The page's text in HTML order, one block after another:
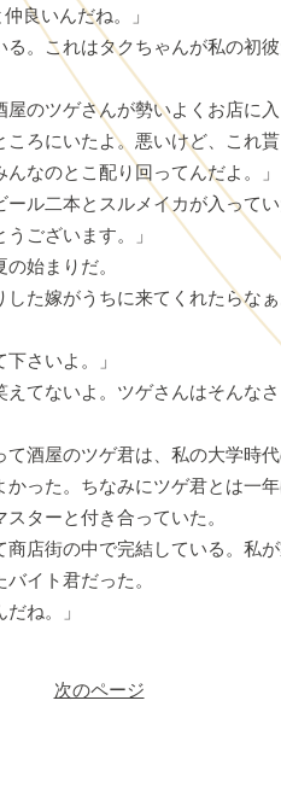
良いんだね。」
。これはタクちゃんが私の初
のツゲさんが勢いよくお店に入
ころにいたよ。悪いけど、これ
なのとこ配り回ってんだよ。」
ル二本とスルメイカが入ってい
ございます。」
始まりだ。
した嫁がうちに来てくれたらな
さいよ。」
てないよ。ツゲさんはそんな
酒屋のツゲ君は、私の大学時
った。ちなみにツゲ君とは一
ターと付き合っていた。
店街の中で完結している。私
イト君だった。
ね。」
次のページ